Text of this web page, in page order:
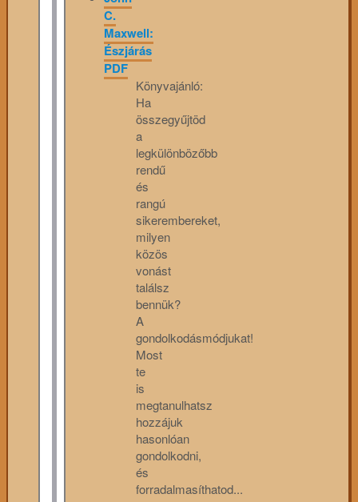
C.
Maxwell:
Észjárás
PDF
Könyvajánló:
Ha
összegyűjtöd
a
legkülönbözőbb
rendű
és
rangú
sikerembereket,
milyen
közös
vonást
találsz
bennük?
A
gondolkodásmódjukat!
Most
te
is
megtanulhatsz
hozzájuk
hasonlóan
gondolkodni,
és
forradalmasíthatod...